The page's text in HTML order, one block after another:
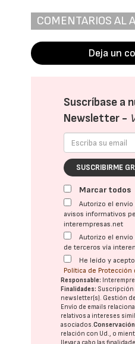
COMENTARIOS AL
Deja un
Suscríbase a
Newsletter -
SUSCRIBIRME
Marcar todos
Autorizo el
avisos informativos
interempresas.net
Autorizo el
de terceros vía
He leído y
Política de Protección
Responsable:
Finalidades: Suscripción
newsletter(s). Gestión
Envío de emails
relativos a intereses
asociados.
relación con Ud., o